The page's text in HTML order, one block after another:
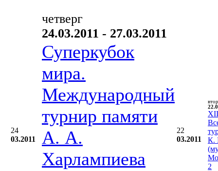
24
03.2011
четверг
24.03.2011 - 27.03.2011
Суперкубок
мира.
Международный
турнир памяти
А. А.
Харлампиева
22
03.2011
К.
2